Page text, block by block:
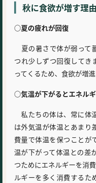
秋に食欲が増す理由
○夏の疲れが回復
夏の暑さで体が弱って
つれ少しずつ回復してき
ってくるため、食欲が増進
○気温が下がるとエネル
私たちの体は、常に体
は外気温が体温とあまり
費量で体温を保つことが
温が下がって体温との差
つためにエネルギーを消
ルギーを多く消費するた